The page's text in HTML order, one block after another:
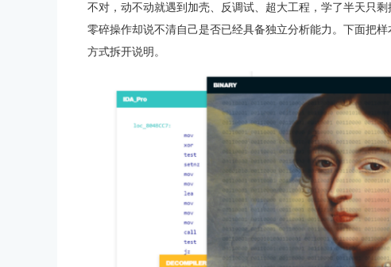
不对，动不动就遇到加壳、反调试、超大工程，学了半天只
零碎操作却说不清自己是否已经具备独立分析能力。下面把
方式拆开说明。